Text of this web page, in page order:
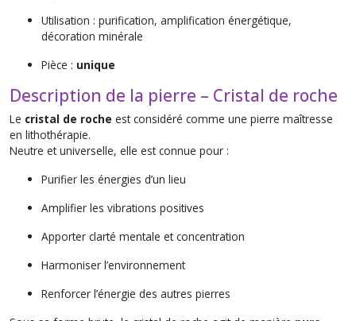
Utilisation : purification, amplification énergétique,
décoration minérale
Pièce : unique
Description de la pierre – Cristal de roche
Le cristal de roche est considéré comme une pierre maîtresse
en lithothérapie.
Neutre et universelle, elle est connue pour :
Purifier les énergies d’un lieu
Amplifier les vibrations positives
Apporter clarté mentale et concentration
Harmoniser l’environnement
Renforcer l’énergie des autres pierres